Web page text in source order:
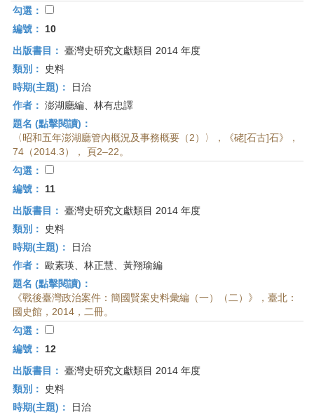
勾選：
編號：
10
出版書目： 臺灣史研究文獻類目 2014 年度
類別：
史料
時期(主題)：
日治
作者： 澎湖廳編、林有忠譯
題名 (點擊閱讀)：
〈昭和五年澎湖廳管內概況及事務概要（2）〉，《硓[石古]石》，
74（2014.3）， 頁2–22。
勾選：
編號：
11
出版書目： 臺灣史研究文獻類目 2014 年度
類別：
史料
時期(主題)：
日治
作者： 歐素瑛、林正慧、黃翔瑜編
題名 (點擊閱讀)：
《戰後臺灣政治案件：簡國賢案史料彙編（一）（二）》，臺北：
國史館，2014，二冊。
勾選：
編號：
12
出版書目： 臺灣史研究文獻類目 2014 年度
類別：
史料
時期(主題)：
日治